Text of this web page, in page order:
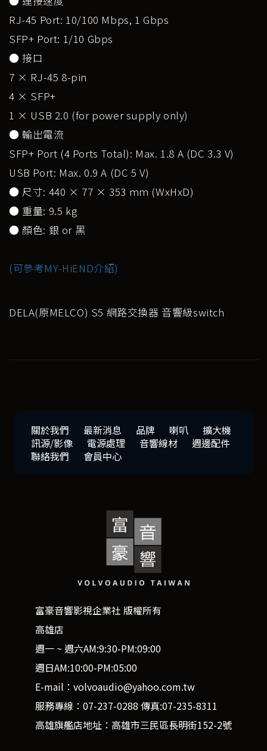
RJ-45 Port: 10/100 Mbps, 1 Gbps
SFP+ Port: 1/10 Gbps
● 接口
7 × RJ-45 8-pin
4 × SFP+
1 × USB 2.0 (for power supply only)
● 輸出電流
SFP+ Port (4 Ports Total): Max. 1.8 A (DC 3.3 V)
USB Port: Max. 0.9 A (DC 5 V)
● 尺寸: 440 × 77 × 353 mm (WxHxD)
● 重量: 9.5 kg
● 顏色: 銀 or 黑
(可參考MY-HiEND介紹)
DELA(原MELCO) S5 網路交換器 音響級switch
關於我們 最新消息 品牌 喇叭
擴大機
訊源/影像
電源處理 音響線材
週邊配件
聯絡我們
會員中心
富豪音響影視企業社 版權所有
高雄店
週一 ~ 週六AM:9:30-PM:09:00
週日AM:10:00-PM:05:00
E-mail：volvoaudio@yahoo.com.tw
服務專線：07-237-0288 傳真:07-235-8311
高雄旗艦店地址：高雄市三民區長明街152-2號